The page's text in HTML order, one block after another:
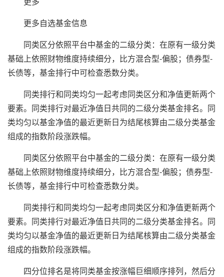
更多自选基金信息
同类区分依照平台中基金的二级分类：在原有一级分类
基础上依照财物维度持续细分，比方混合型-偏股；债券型-
长债等，基金排行中可检查悉数分类。
同类排行和同类均匀一起考虑同类区分和净值更新两个
要素。同类排行对最近净值日共同的二级分类基金排名。同
类均匀以基金净值的最近更新日为结尾核算由二级分类基金
组成的指数阶段涨跌幅。
同类区分依照平台中基金的二级分类：在原有一级分类
基础上依照财物维度持续细分，比方混合型-偏股；债券型-
长债等，基金排行中可检查悉数分类。
同类排行和同类均匀一起考虑同类区分和净值更新两个
要素。同类排行对最近净值日共同的二级分类基金排名。同
类均匀以基金净值的最近更新日为结尾核算由二级分类基金
组成的指数阶段涨跌幅。
四分位排名是将同类基金按涨幅巨细顺序排列，然后分